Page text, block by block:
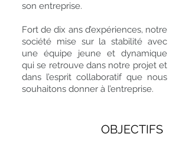
son entreprise.
Fort de dix ans d’expériences, notre
société mise sur la stabilité avec
une équipe jeune et dynamique
qui se retrouve dans notre projet et
dans l’esprit collaboratif que nous
souhaitons donner à l’entreprise.
OBJECTIFS